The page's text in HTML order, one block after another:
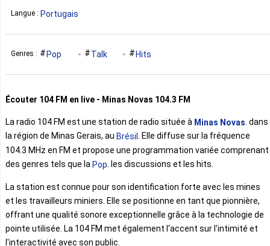
Langue : Portugais
Genres : Pop Talk Hits
Écouter 104 FM en live - Minas Novas 104.3 FM
La radio 104 FM est une station de radio située à Minas Novas . dans
la région de Minas Gerais, au Brésil . Elle diffuse sur la fréquence
104.3 MHz en FM et propose une programmation variée comprenant
des genres tels que la Pop . les discussions et les hits.
La station est connue pour son identification forte avec les mines
et les travailleurs miniers. Elle se positionne en tant que pionnière,
offrant une qualité sonore exceptionnelle grâce à la technologie de
pointe utilisée. La 104 FM met également l'accent sur l'intimité et
l'interactivité avec son public.